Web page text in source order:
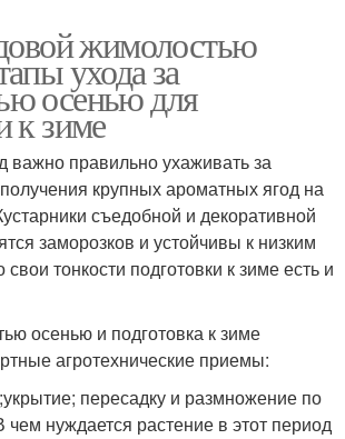
жимолостью
ухода за
осенью для
к зиме
важно правильно ухаживать за
крупных ароматных ягод на
съедобной и декоративной
заморозков и устойчивы к низким
тонкости подготовки к зиме есть и
осенью и подготовка к зиме
агротехнические приемы:
пересадку и размножение по
чем нуждается растение в этот период